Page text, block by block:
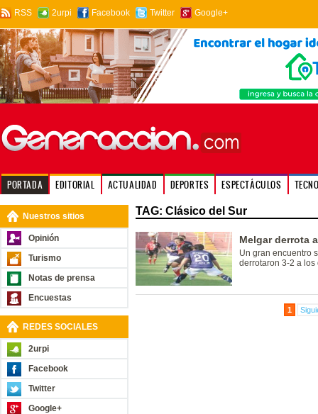
RSS 2urpi Facebook Twitter Google+
PORTADA EDITORIAL ACTUALIDAD DEPORTES ESPECTÁCULOS
Nuestros sitios
Opinión
Turismo
Notas de prensa
Encuestas
REDES SOCIALES
2urpi
Facebook
Twitter
Google+
TAG: Clásico del Sur
Melgar derrota
Un gran encuentro
derrotaron 3-2 a los
1